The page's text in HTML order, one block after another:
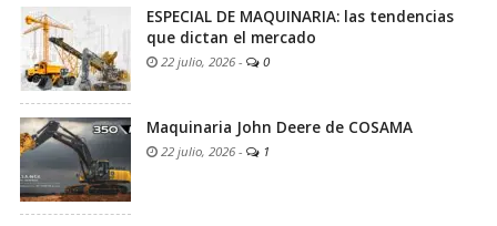
ESPECIAL DE MAQUINARIA: las tendencias
que dictan el mercado
22 julio, 2026 - 0
Maquinaria John Deere de COSAMA
22 julio, 2026 - 1